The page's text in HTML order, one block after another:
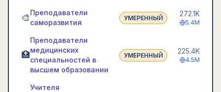
🎨Преподаватели
саморазвития
УМЕРЕННЫЙ
272.1K
5.4M
🏥
Преподаватели
медицинских
специальностей в
высшем образовании
УМЕРЕННЫЙ
225.4K
4.5M
Учителя